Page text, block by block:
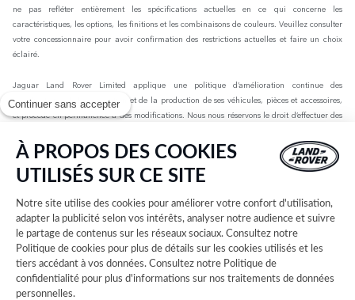
Continuer sans accepter
À PROPOS DES COOKIES
UTILISÉS SUR CE SITE
Notre site utilise des cookies pour améliorer votre confort d'utilisation,
adapter la publicité selon vos intérêts, analyser notre audience et suivre
le partage de contenus sur les réseaux sociaux. Consultez notre
Politique de cookies pour plus de détails sur les cookies utilisés et les
tiers accédant à vos données. Consultez notre Politique de
confidentialité pour plus d'informations sur nos traitements de données
personnelles.
ne pas refléter entièrement les spécifications actuelles en ce qui concerne les
caractéristiques, les options, les finitions et les combinaisons de couleurs. Veuillez consulter
votre concessionnaire pour avoir confirmation des restrictions actuelles et faire un choix
éclairé.
Jaguar Land Rover Limited applique une politique d’amélioration continue des
spécifications, de la conception et de la production de ses véhicules, pièces et accessoires,
et procède en permanence à des modifications. Nous nous réservons le droit d’effectuer des
présentées sur ce site Web sont basées sur les spécifications européennes. Elles peuvent
varier selon le marché et être modifiées sans préavis. Certains des véhicules présents sont
dotés d’équipements en option ou d’accessoires installés par le concessionnaire qui peuvent
pour connaître les disponibilités et les tarifs.
Les chiffres fournis sont issus des tests officiels menés par le fabricant conformément à la
législation européenne en vigueur avec une batterie complètement chargée. Depuis le 1er
septembre 2018, les véhicules légers neufs sont réceptionnés en Europe sur la base de la
procédure d'essai harmonisée pour les véhicules légers (WLTP), procédure d'essai
permettant de mesurer la consommation de carburant et les émissions de CO2, plus